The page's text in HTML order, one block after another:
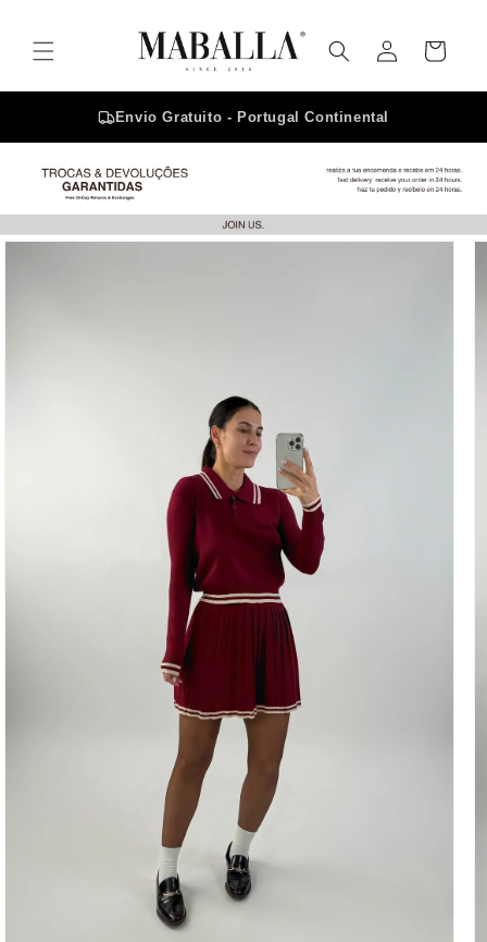
conteúdo
Iniciar
sessão
Carrinho
Envio Gratuito - Portugal Continental